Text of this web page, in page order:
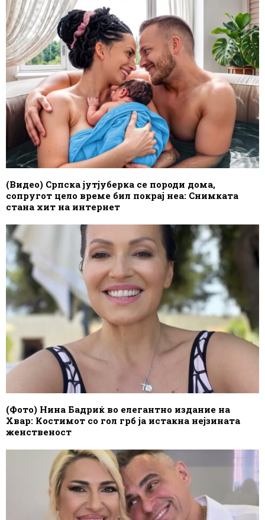
(Видео) Српска јутјуберка се породи дома,
сопругот цело време бил покрај неа: Снимката
стана хит на интернет
(Фото) Нина Бадриќ во елегантно издание на
Хвар: Костимот со гол грб ја истакна нејзината
женственост